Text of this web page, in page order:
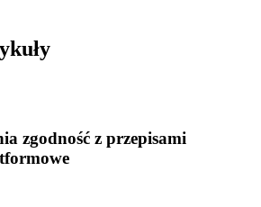
zgodność z przepisami